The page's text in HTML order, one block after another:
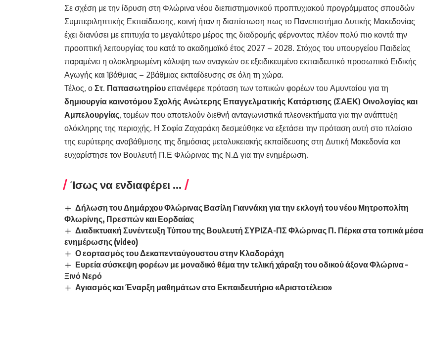
Σε σχέση με την ίδρυση στη Φλώρινα νέου διεπιστημονικού προπτυχιακού προγράμματος σπουδών
Συμπεριληπτικής Εκπαίδευσης, κοινή ήταν η διαπίστωση πως το Πανεπιστήμιο Δυτικής Μακεδονίας
έχει διανύσει με επιτυχία το μεγαλύτερο μέρος της διαδρομής φέρνοντας πλέον πολύ πιο κοντά την
προοπτική λειτουργίας του κατά το ακαδημαϊκό έτος 2027 – 2028. Στόχος του υπουργείου Παιδείας
παραμένει η ολοκληρωμένη κάλυψη των αναγκών σε εξειδικευμένο εκπαιδευτικό προσωπικό Ειδικής
Αγωγής και 1βάθμιας – 2βάθμιας εκπαίδευσης σε όλη τη χώρα.
Τέλος, ο Στ. Παπασωτηρίου επανέφερε πρόταση των τοπικών φορέων του Αμυνταίου για τη
δημιουργία καινοτόμου Σχολής Ανώτερης Επαγγελματικής Κατάρτισης (ΣΑΕΚ) Οινολογίας και
Αμπελουργίας, τομέων που αποτελούν διεθνή ανταγωνιστικά πλεονεκτήματα για την ανάπτυξη
ολόκληρης της περιοχής. Η Σοφία Ζαχαράκη δεσμεύθηκε να εξετάσει την πρόταση αυτή στο πλαίσιο
της ευρύτερης αναβάθμισης της δημόσιας μεταλυκειακής εκπαίδευσης στη Δυτική Μακεδονία και
ευχαρίστησε τον Βουλευτή Π.Ε Φλώρινας της Ν.Δ για την ενημέρωση.
Ίσως να ενδιαφέρει ...
Δήλωση του Δημάρχου Φλώρινας Βασίλη Γιαννάκη για την εκλογή του νέου Μητροπολίτη
Φλωρίνης, Πρεσπών και Εορδαίας
Διαδικτυακή Συνέντευξη Τύπου της Βουλευτή ΣΥΡΙΖΑ-ΠΣ Φλώρινας Π. Πέρκα στα τοπικά μέσα
ενημέρωσης (video)
Ο εορτασμός του Δεκαπενταύγουστου στην Κλαδοράχη
Ευρεία σύσκεψη φορέων με μοναδικό θέμα την τελική χάραξη του οδικού άξονα Φλώρινα –
Ξινό Νερό
Αγιασμός και Έναρξη μαθημάτων στο Εκπαιδευτήριο «Αριστοτέλειο»